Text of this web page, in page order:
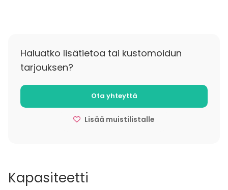
Haluatko lisätietoa tai kustomoidun
tarjouksen?
Ota yhteyttä
Lisää muistilistalle
Kapasiteetti